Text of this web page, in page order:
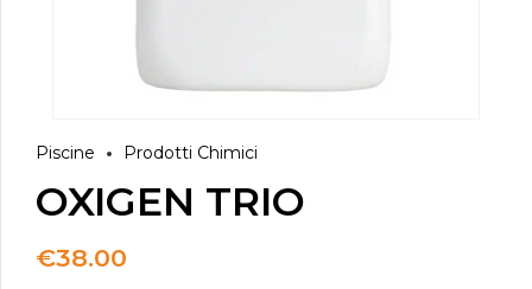
Piscine Prodotti Chimici
OXIGEN TRIO
€38.00